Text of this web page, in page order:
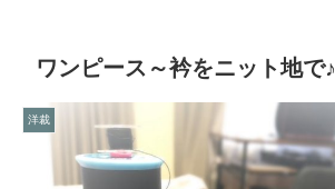
ワンピース～衿をニット地で♪
洋裁